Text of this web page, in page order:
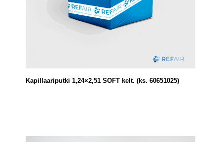
Kapillaariputki 1,24×2,51 SOFT kelt. (ks. 60651025)